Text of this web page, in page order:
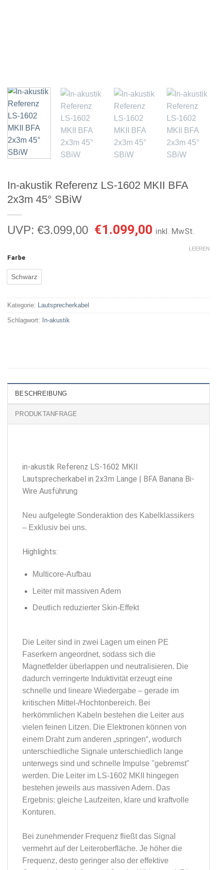
In-akustik Referenz LS-1602 MKII BFA
2x3m 45° SBiW
UVP: €3.099,00 Ursprünglicher
€1.099,00 Aktueller
inkl. MwSt.
Farbe
Schwarz
LEEREN
Kategorie: Lautsprecherkabel
Schlagwort: In-akustik
BESCHREIBUNG
PRODUKTANFRAGE
in-akustik Referenz LS-1602 MKII
Lautsprecherkabel in 2x3m Länge | BFA Banana Bi-
Wire Ausführung
Neu aufgelegte Sonderaktion des Kabelklassikers
– Exklusiv bei uns.
Highlights:
Multicore-Aufbau
Leiter mit massiven Adern
Deutlich reduzierter Skin-Effekt
Die Leiter sind in zwei Lagen um einen PE
Faserkern angeordnet, sodass sich die
Magnetfelder überlappen und neutralisieren. Die
dadurch verringerte Induktivität erzeugt eine
schnelle und lineare Wiedergabe – gerade im
kritischen Mittel-/Hochtonbereich. Bei
herkömmlichen Kabeln bestehen die Leiter aus
vielen feinen Litzen. Die Elektronen können von
einem Draht zum anderen „springen“, wodurch
unterschiedliche Signale unterschiedlich lange
unterwegs sind und schnelle Impulse "gebremst"
werden. Die Leiter im LS-1602 MKII hingegen
bestehen jeweils aus massiven Adern. Das
Ergebnis: gleiche Laufzeiten, klare und kraftvolle
Konturen.
Bei zunehmender Frequenz fließt das Signal
vermehrt auf der Leiteroberfläche. Je höher die
Frequenz, desto geringer also der effektive